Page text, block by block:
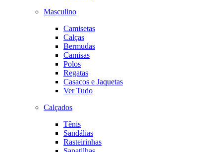
Masculino
Camisetas
Calças
Bermudas
Camisas
Polos
Regatas
Casacos e Jaquetas
Ver Tudo
Calçados
Tênis
Sandálias
Rasteirinhas